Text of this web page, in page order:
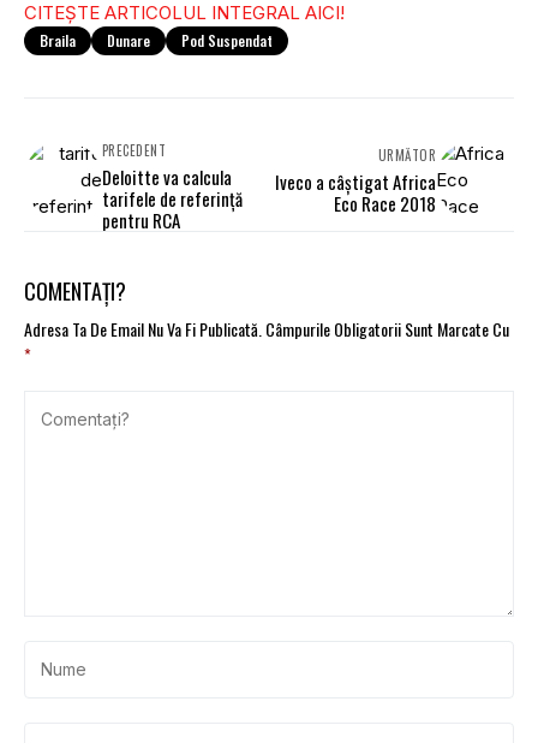
CITEȘTE ARTICOLUL INTEGRAL AICI!
Braila Dunare Pod Suspendat
PRECEDENT
Deloitte va calcula
tarifele de referinţă
pentru RCA
URMĂTOR
Iveco a câștigat Africa
Eco Race 2018
COMENTAȚI?
Adresa Ta De Email Nu Va Fi Publicată. Câmpurile Obligatorii Sunt Marcate Cu
*